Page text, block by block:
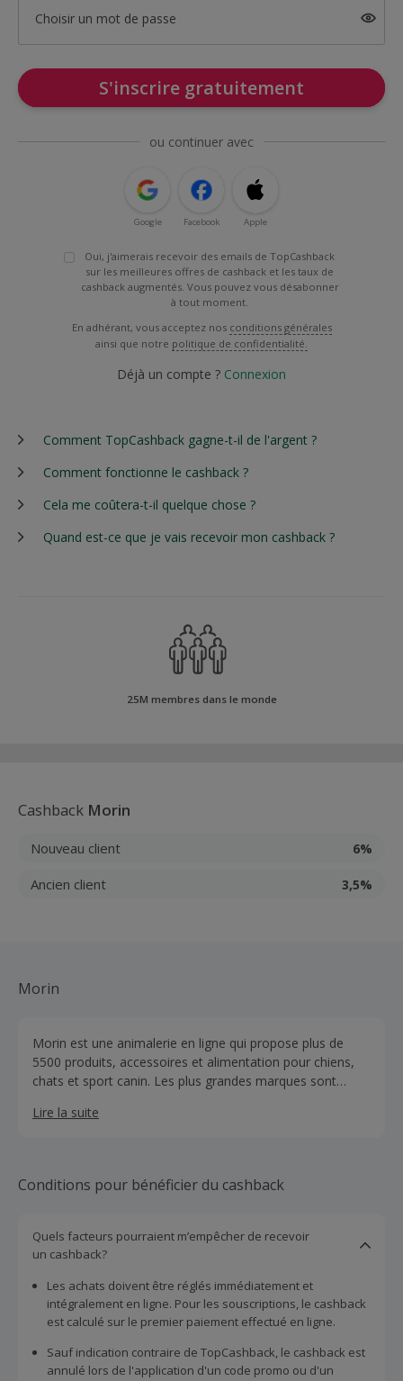
Choisir un mot de passe
S'inscrire gratuitement
ou continuer avec
Google Facebook Apple
Oui, j'aimerais recevoir des emails de TopCashback
sur les meilleures offres de cashback et les taux de
cashback augmentés. Vous pouvez vous désabonner
à tout moment.
En adhérant, vous acceptez nos conditions générales
ainsi que notre politique de confidentialité.
Déjà un compte ? Connexion
Comment TopCashback gagne-t-il de l'argent ?
Comment fonctionne le cashback ?
Cela me coûtera-t-il quelque chose ?
Quand est-ce que je vais recevoir mon cashback ?
25M membres dans le monde
Cashback Morin
Nouveau client 6%
Ancien client 3,5%
Morin
Morin est une animalerie en ligne qui propose plus de
5500 produits, accessoires et alimentation pour chiens,
chats et sport canin. Les plus grandes marques sont
régulières.
Lire la suite
Conditions pour bénéficier du cashback
Quels facteurs pourraient m’empêcher de recevoir
un cashback?
Les achats doivent être réglés immédiatement et
intégralement en ligne. Pour les souscriptions, le cashback
est calculé sur le premier paiement effectué en ligne.
Sauf indication contraire de TopCashback, le cashback est
annulé lors de l'application d'un code promo ou d'un